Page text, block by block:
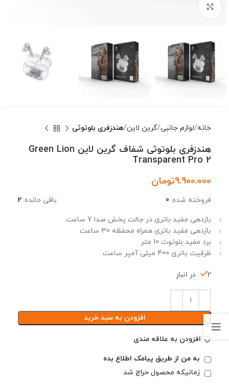
خانه لوازم جانبی گرین لاین هندزفری بلوتوثی
هندزفری بلوتوثی شفاف گرین لاین Green Lion
Transparent Pro 2
9.900.000تومان
فروخته شده: 0 باقی مانده: 2
بازدهی مفید باتری در جالت پخش صدا 7 ساعت
بازدهی مفید باتری همراه محفظه 30 ساعت
برد مفید بلوتوث 10 متر
ظرفیت باتری 400 میلی آمپر ساعت
2 در انبار
افزودن به سبد خرید
افزودن به علاقه مندی
به من از طریق پیامک اطلاع بده
زمانیکه محصول حراج شد